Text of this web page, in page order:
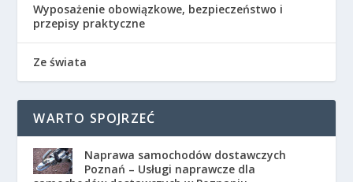
Wyposażenie obowiązkowe, bezpieczeństwo i
przepisy praktyczne
Ze świata
WARTO SPOJRZEĆ
Naprawa samochodów dostawczych
Poznań – Usługi naprawcze dla